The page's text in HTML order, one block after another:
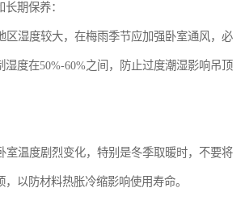
期保养：
区湿度较大，在梅雨季节应加强卧室通风，必
湿度在50%-60%之间，防止过度潮湿影响吊顶
室温度剧烈变化，特别是冬季取暖时，不要将
以防材料热胀冷缩影响使用寿命。